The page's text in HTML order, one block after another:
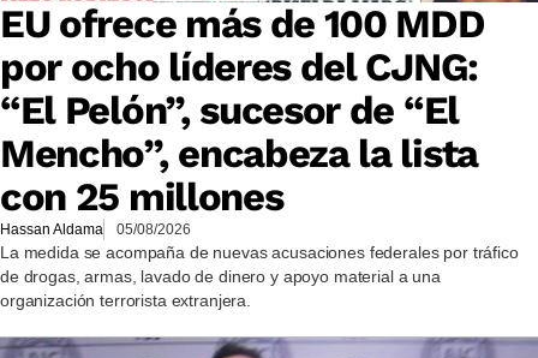
EU ofrece más de 100 MDD
por ocho líderes del CJNG:
“El Pelón”, sucesor de “El
Mencho”, encabeza la lista
con 25 millones
Hassan Aldama 05/08/2026
La medida se acompaña de nuevas acusaciones federales por tráfico
de drogas, armas, lavado de dinero y apoyo material a una
organización terrorista extranjera.